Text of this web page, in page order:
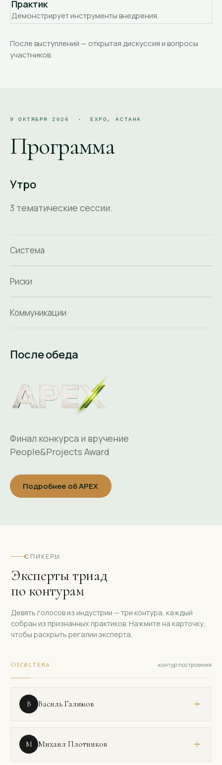
Практик
Демонстрирует инструменты внедрения.
После выступлений — открытая дискуссия и вопросы
участников.
9 ОКТЯБРЯ 2026 · EXPO, АСТАНА
Программа
Утро
3 тематические сессии.
Система
Риски
Коммуникации
После обеда
Финал конкурса и вручение
People&Projects Award
Подробнее об APEX
СПИКЕРЫ
Эксперты триад
по контурам
Девять голосов из индустрии — три контура, каждый
собран из признанных практиков. Нажмите на карточку,
чтобы раскрыть регалии эксперта.
01СИСТЕМА контур построения
В Василь Галимов
Предприниматель с 34-летним опытом ведения
бизнеса в трёх странах: медиа, ритейл,
дистрибьюция, маркетинг, IT. Дипломированный
М Михаил Плотников